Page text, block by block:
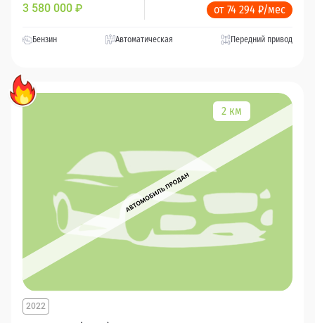
3 580 000 ₽ от 74 294 ₽/мес
Бензин Автоматическая Передний привод
2 км
2022